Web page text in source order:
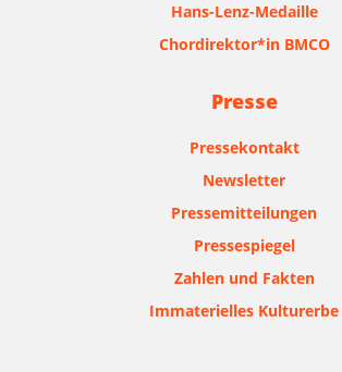
Hans-Lenz-Medaille
Chordirektor*in BMCO
Presse
Pressekontakt
Newsletter
Pressemitteilungen
Pressespiegel
Zahlen und Fakten
Immaterielles Kulturerbe